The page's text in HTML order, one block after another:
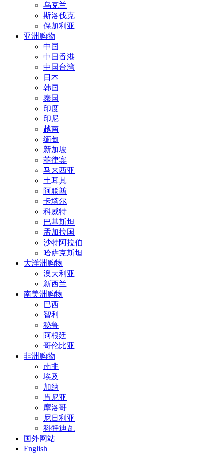
乌克兰
斯洛伐克
保加利亚
亚洲购物
中国
中国香港
中国台湾
日本
韩国
泰国
印度
印尼
越南
缅甸
新加坡
菲律宾
马来西亚
土耳其
阿联酋
卡塔尔
科威特
巴基斯坦
孟加拉国
沙特阿拉伯
哈萨克斯坦
大洋洲购物
澳大利亚
新西兰
南美洲购物
巴西
智利
秘鲁
阿根廷
哥伦比亚
非洲购物
南非
埃及
加纳
肯尼亚
摩洛哥
尼日利亚
科特迪瓦
国外网站
English